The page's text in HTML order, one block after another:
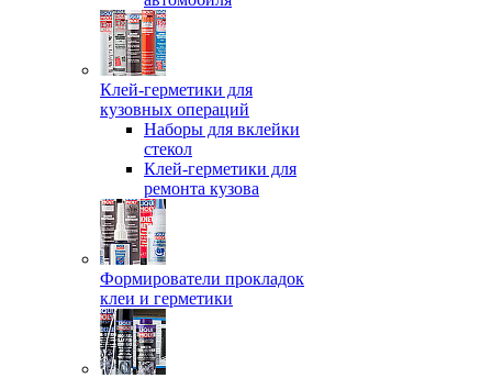
Клей-герметики для
кузовных операций
Наборы для вклейки
стекол
Клей-герметики для
ремонта кузова
Формирователи прокладок
клеи и герметики